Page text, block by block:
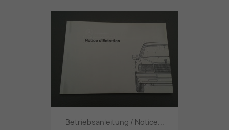
Betriebsanleitung / Notice...